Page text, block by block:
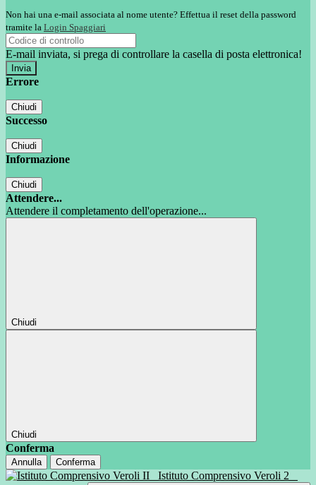
Non hai una e-mail associata al nome utente? Effettua il reset della password
tramite la Login Spaggiari
E-mail inviata, si prega di controllare la casella di posta elettronica!
Errore
Chiudi
Successo
Chiudi
Informazione
Chiudi
Attendere...
Attendere il completamento dell'operazione...
Chiudi
Chiudi
Conferma
Annulla Conferma
Istituto Comprensivo Veroli 2